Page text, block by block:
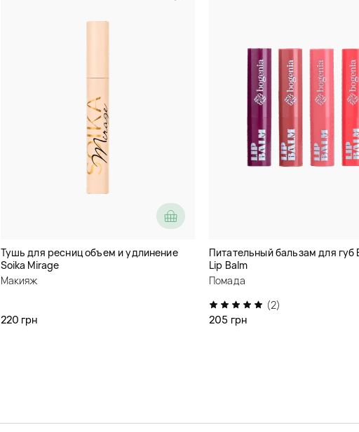
Тушь для ресниц объем и удлинение
Soika Mirage
Макияж
220 грн
Питательный бальзам для губ
Lip Balm
Помада
(2)
205 грн